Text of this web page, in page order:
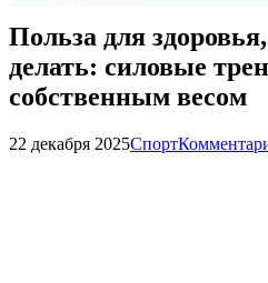
Польза для
делать: силовые
собственным весом
22 декабря 2025Спорт